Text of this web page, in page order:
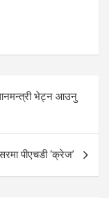
भेट्न आउनु
पीएचडी ‘क्रेज’